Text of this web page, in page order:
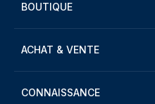
BOUTIQUE
ACHAT & VENTE
CONNAISSANCE